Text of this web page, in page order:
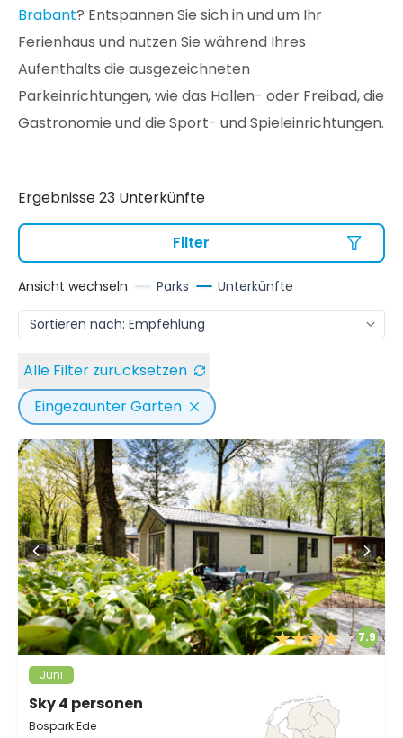
Brabant? Entspannen Sie sich in und um Ihr
Ferienhaus und nutzen Sie während Ihres
Aufenthalts die ausgezeichneten
Parkeinrichtungen, wie das Hallen- oder Freibad, die
Gastronomie und die Sport- und Spieleinrichtungen.
Ergebnisse 23 Unterkünfte
Filter
Ansicht wechseln Parks Unterkünfte
Alle Filter zurücksetzen
Eingezäunter Garten
7.9
Juni
Sky 4 personen
Bospark Ede